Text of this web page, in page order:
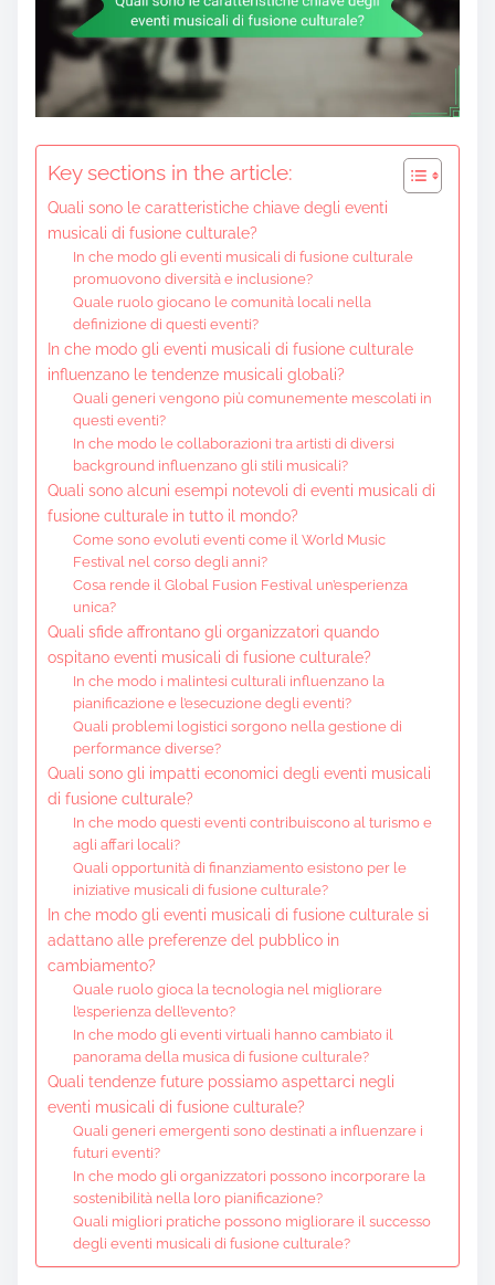
Key sections in the article:
Quali sono le caratteristiche chiave degli eventi
musicali di fusione culturale?
In che modo gli eventi musicali di fusione culturale
promuovono diversità e inclusione?
Quale ruolo giocano le comunità locali nella
definizione di questi eventi?
In che modo gli eventi musicali di fusione culturale
influenzano le tendenze musicali globali?
Quali generi vengono più comunemente mescolati in
questi eventi?
In che modo le collaborazioni tra artisti di diversi
background influenzano gli stili musicali?
Quali sono alcuni esempi notevoli di eventi musicali di
fusione culturale in tutto il mondo?
Come sono evoluti eventi come il World Music
Festival nel corso degli anni?
Cosa rende il Global Fusion Festival un’esperienza
unica?
Quali sfide affrontano gli organizzatori quando
ospitano eventi musicali di fusione culturale?
In che modo i malintesi culturali influenzano la
pianificazione e l’esecuzione degli eventi?
Quali problemi logistici sorgono nella gestione di
performance diverse?
Quali sono gli impatti economici degli eventi musicali
di fusione culturale?
In che modo questi eventi contribuiscono al turismo e
agli affari locali?
Quali opportunità di finanziamento esistono per le
iniziative musicali di fusione culturale?
In che modo gli eventi musicali di fusione culturale si
adattano alle preferenze del pubblico in
cambiamento?
Quale ruolo gioca la tecnologia nel migliorare
l’esperienza dell’evento?
In che modo gli eventi virtuali hanno cambiato il
panorama della musica di fusione culturale?
Quali tendenze future possiamo aspettarci negli
eventi musicali di fusione culturale?
Quali generi emergenti sono destinati a influenzare i
futuri eventi?
In che modo gli organizzatori possono incorporare la
sostenibilità nella loro pianificazione?
Quali migliori pratiche possono migliorare il successo
degli eventi musicali di fusione culturale?